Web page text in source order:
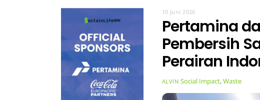
10 Juni 2026
Pertamina
Pembersih
Perairan
ALVIN Social Impact,Waste